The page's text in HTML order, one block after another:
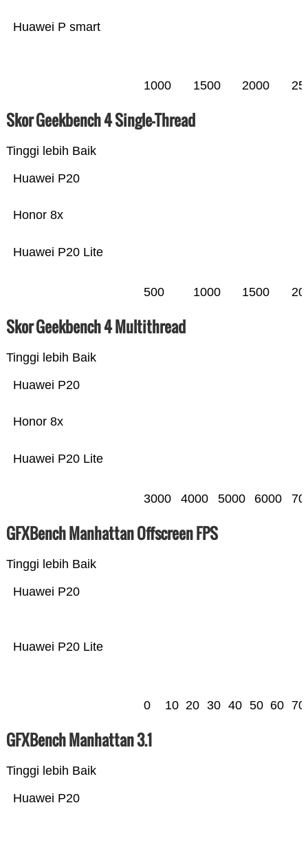
Huawei P smart
1000 1500 2000
Skor Geekbench 4 Single-Thread
Tinggi lebih Baik
Huawei P20 Lite
Honor 8x
Huawei P20
500 1000 1500
Skor Geekbench 4 Multithread
Tinggi lebih Baik
Huawei P20 Lite
Honor 8x
Huawei P20
3000 4000 5000 6000
GFXBench Manhattan Offscreen FPS
Tinggi lebih Baik
Huawei P20 Lite
Huawei P20
0 10 20 30 40 50 60 70
GFXBench Manhattan 3.1
Tinggi lebih Baik
Huawei P20